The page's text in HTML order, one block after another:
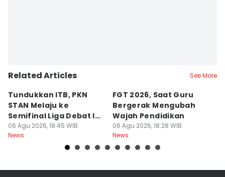
Related Articles See More
Tundukkan ITB, PKN
STAN Melaju ke
Semifinal Liga Debat IDN
Times 2026
06 Agu 2026, 18:45 WIB
News
FGT 2026, Saat Guru
Bergerak Mengubah
Wajah Pendidikan
06 Agu 2026, 18:28 WIB
News